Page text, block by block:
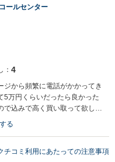
ールセンター
： 4
ジから頻繁に電話がかかってき
5万円くらいだったら良かった
込みで高く買い取って欲しか
テージでございます。 貴重
る
チコミ利用にあたっての注意事項